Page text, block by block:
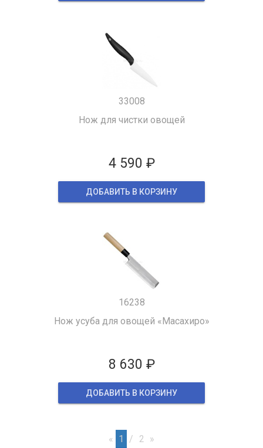
33008
Нож для чистки овощей
4 590 ₽
ДОБАВИТЬ В КОРЗИНУ
16238
Нож усуба для овощей «Масахиро»
8 630 ₽
ДОБАВИТЬ В КОРЗИНУ
« 1 2 »